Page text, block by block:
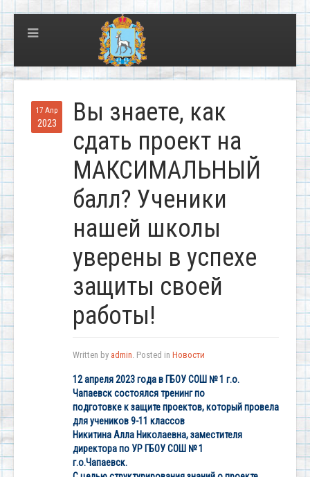
17 Апр
2023
Вы знаете, как
сдать проект на
МАКСИМАЛЬНЫЙ
балл? Ученики
нашей школы
уверены в успехе
защиты своей
работы!
Written by admin. Posted in Новости
12 апреля 2023 года в ГБОУ СОШ № 1 г.о.
Чапаевск состоялся тренинг по
подготовке к защите проектов, который провела
для учеников 9-11 классов
Никитина Алла Николаевна, заместителя
директора по УР ГБОУ СОШ № 1
г.о.Чапаевск.